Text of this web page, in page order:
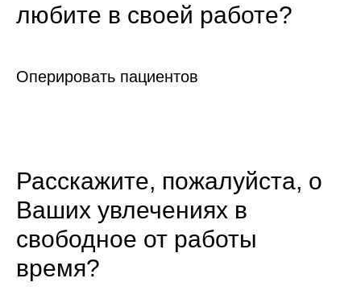
любите в своей работе?
Оперировать пациентов
Расскажите, пожалуйста, о
Ваших увлечениях в
свободное от работы
время?